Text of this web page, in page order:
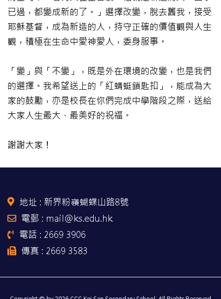
已過，都變成新的了。」選擇改變，脫去舊我，接受
耶穌基督，成為新造的人，持守正確的價值觀與人生
觀，積極在生命中愛神愛人，委身服事。
「變」與「不變」，既是外在環境的改變，也是我們
的選擇。我希望送上的「紅蜻蜓鎖匙扣」，能成為大
家的鼓勵，亦是校長在你們完成中學階段之際，送給
大家人生最大、最美好的祝福。
謝謝大家！
地址 : 新界粉嶺蝴蝶山路8號
電郵 : mail@ks.edu.hk
電話 : 2669 3906
傳真 : 2669 3583